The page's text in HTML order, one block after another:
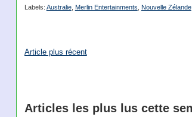
Labels: Australie, Merlin Entertainments Nouvelle Zélande,
Article plus récent
Articles les plus lus cette